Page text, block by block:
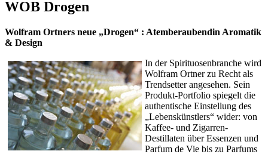
WOB Drogen
Wolfram Ortners neue „Drogen“ : Atemberaubendin Aromatik
& Design
In der Spirituosenbranche wird
Wolfram Ortner zu Recht als
Trendsetter angesehen. Sein
Produkt-Portfolio spiegelt die
authentische Einstellung des
„Lebenskünstlers“ wider: von
Kaffee- und Zigarren-
Destillaten über Essenzen und
Parfum de Vie bis zu Parfums